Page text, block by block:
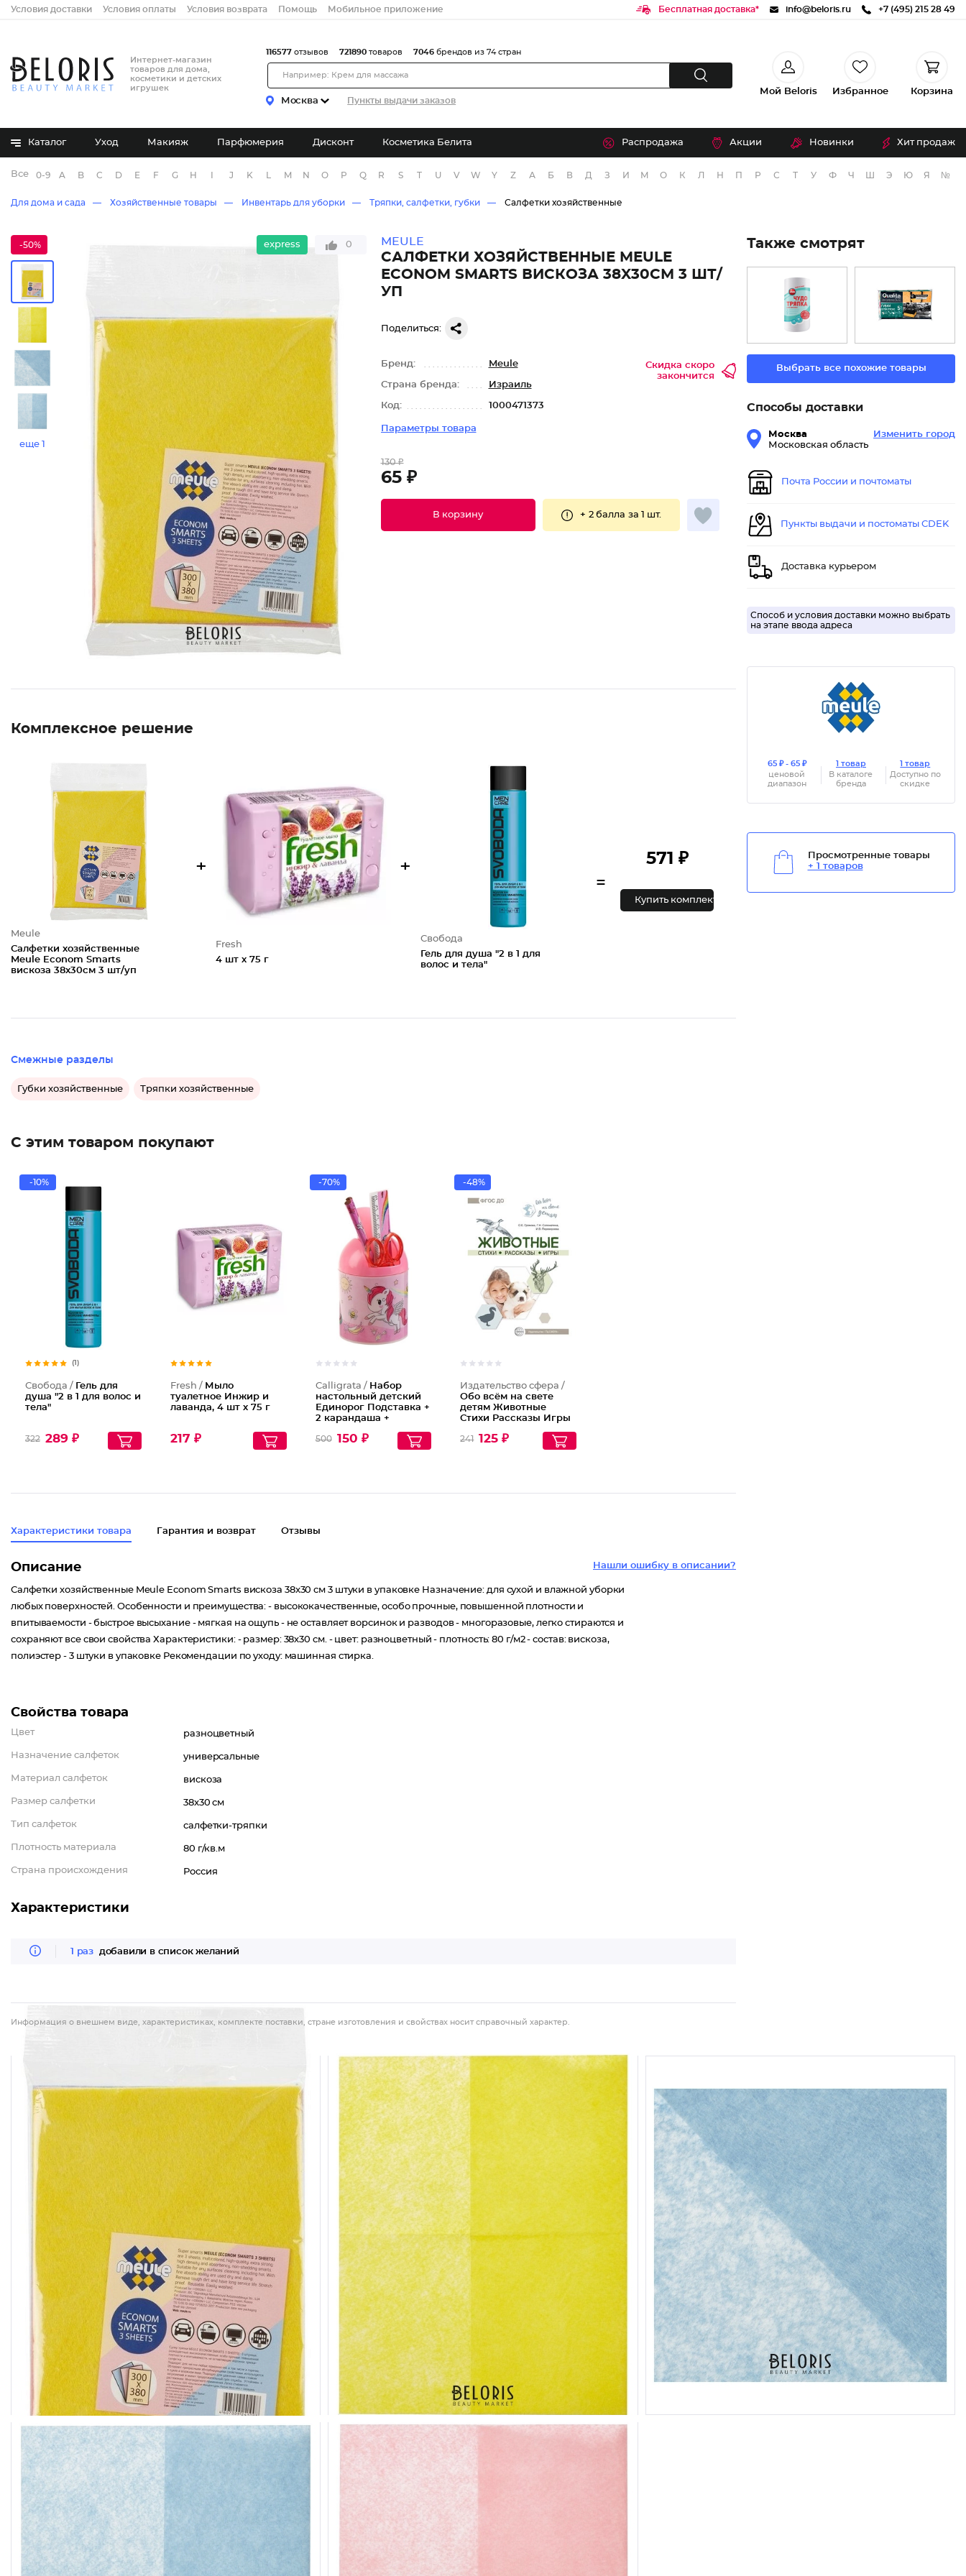
Условия доставки Условия оплаты Условия возврата Помощь Мобильное приложение Бесплатная доставка* info@beloris.ru +7 (495) 215 28 49
Интернет-магазин
товаров для дома,
косметики и детских
игрушек
Москва Пункты выдачи заказов
116577 отзывов 721890 товаров 7046 брендов из 74 стран
Мой Beloris Избранное Корзина
Каталог Уход Макияж Парфюмерия Дисконт Косметика Белита Распродажа Акции Новинки Хит продаж
Все бренды
0-9 A B C D E F G H J K M N O P Q R S T U V W Y Z А Б В Д З И М О К Л Н П Р С Т У Ф Ч Э Ю Я №
Для дома и сада Хозяйственные товары Инвентарь для уборки Тряпки, салфетки, губки Салфетки хозяйственные
-50% express 0
еще 1
MEULE
САЛФЕТКИ ХОЗЯЙСТВЕННЫЕ MEULE
ECONOM SMARTS ВИСКОЗА 38X30СМ 3 ШТ/
УП
Поделиться:
Бренд: Meule
Страна бренда: Израиль
Код: 1000471373
Скидка скоро
закончится
Параметры товара
130 ₽
65 ₽
В корзину + 2 балла за 1 шт.
Комплексное решение
Meule
Салфетки хозяйственные
Meule Econom Smarts
вискоза 38x30см 3 шт/уп
+
Fresh
4 шт х 75 г
+
Свобода
Гель для душа "2 в 1 для
волос и тела"
=
571 ₽
Купить комплект
Смежные разделы
Губки хозяйственные Тряпки хозяйственные
С этим товаром покупают
-10%
(1)
Свобода / Гель для
душа "2 в 1 для волос и
тела"
322 289 ₽
Мыло ту
Fresh / Мыло
туалетное Инжир и
лаванда, 4 шт х 75 г
217 ₽
-70%
Calligrata / Набор
настольный детский
Единорог Подставка +
2 карандаша +
ластик+ блокнот 8
листов + ножницы
500 150 ₽
-48%
Издательство сфера /
Обо всём на свете
детям Животные
Стихи Рассказы Игры
241 125 ₽
Характеристики товара Гарантия и возврат Отзывы
Нашли ошибку в описании?
Описание
Салфетки хозяйственные Meule Econom Smarts вискоза 38x30 см 3 штуки в упаковке Назначение: для сухой и влажной уборки
любых поверхностей. Особенности и преимущества: - высококачественные, особо прочные, повышенной плотности и
впитываемости - быстрое высыхание - мягкая на ощупь - не оставляет ворсинок и разводов - многоразовые, легко стираются и
сохраняют все свои свойства Характеристики: - размер: 38х30 см. - цвет: разноцветный - плотность: 80 г/м2 - состав: вискоза,
полиэстер - 3 штуки в упаковке Рекомендации по уходу: машинная стирка.
Свойства товара
Цвет разноцветный
Назначение салфеток универсальные
Материал салфеток вискоза
Размер салфетки 38x30 см
Тип салфеток салфетки-тряпки
Плотность материала 80 г/кв.м
Страна происхождения Россия
Характеристики
1 раз добавили в список желаний
Информация о внешнем виде, характеристиках, комплекте поставки, стране изготовления и свойствах носит справочный характер.
Также смотрят
Выбрать все похожие товары
Способы доставки
Москва
Московская область
Изменить город
Почта России и почтоматы
Пункты выдачи и постоматы CDEK
Доставка курьером
Способ и условия доставки можно выбрать
на этапе ввода адреса
65 ₽ - 65 ₽
ценовой
диапазон
1 товар
В каталоге
бренда
1 товар
Доступно по
скидке
Просмотренные товары
+ 1 товаров